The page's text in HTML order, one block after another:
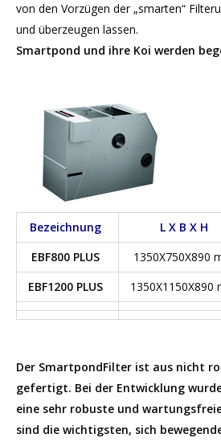
von den Vorzügen der „smarten“
und überzeugen lassen.
Smartpond und ihre Koi werden
Bezeichnung L X B X H
EBF800 PLUS
1350X750X890
EBF1200 PLUS
1350X1150X890
Der SmartpondFilter ist aus nicht
gefertigt. Bei der Entwicklung
eine sehr robuste und
sind die wichtigsten, sich